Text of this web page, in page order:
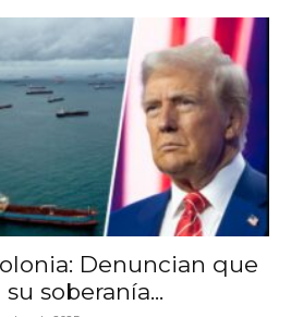
Denuncian que
soberanía...